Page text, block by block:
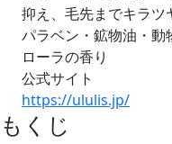
抑え、毛先までキラツ
パラベン・鉱物油・動
ローラの香り
公式サイト
https://ululis.jp/
もくじ